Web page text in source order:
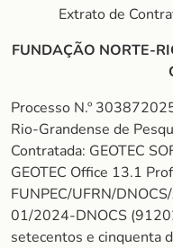
Extrato de
FUNDAÇÃO NORTE-
Processo N.º
Rio-Grandense de
Contratada: GEOTEC
GEOTEC Office 13.1
FUNPEC/UFRN/
01/2024-DNOCS
setecentos e cinquenta